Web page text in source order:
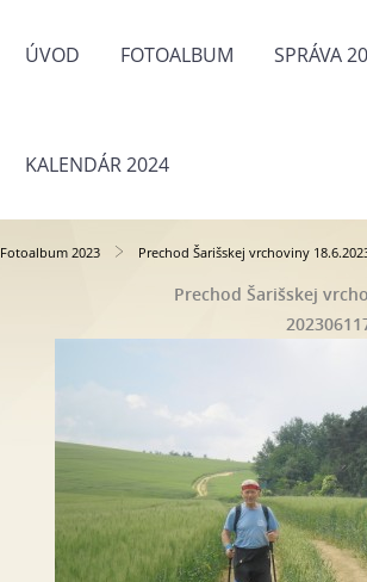
ÚVOD FOTOALBUM SPRÁVA
KALENDÁR 2024
Fotoalbum 2023 Prechod Šarišskej vrchoviny
Prechod Šarišskej